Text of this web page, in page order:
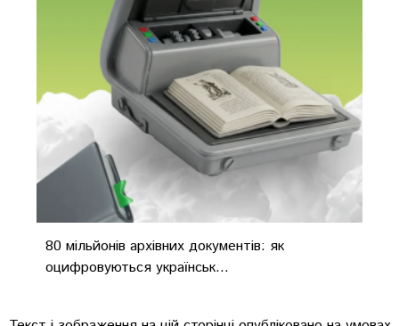
80 мільйонів архівних документів: як
оцифровуються українськ...